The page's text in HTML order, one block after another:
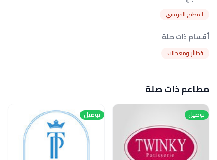
المطبخ الفرنسي
أقسام ذات صلة
فطائر ومعجنات
مطاعم ذات صلة
توصيل توصيل